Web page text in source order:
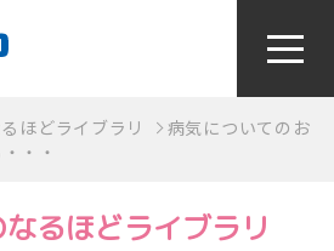
ろう！
ライブラリ
ほどライブラリ
病気についてのお
・・
るほどライブラリ